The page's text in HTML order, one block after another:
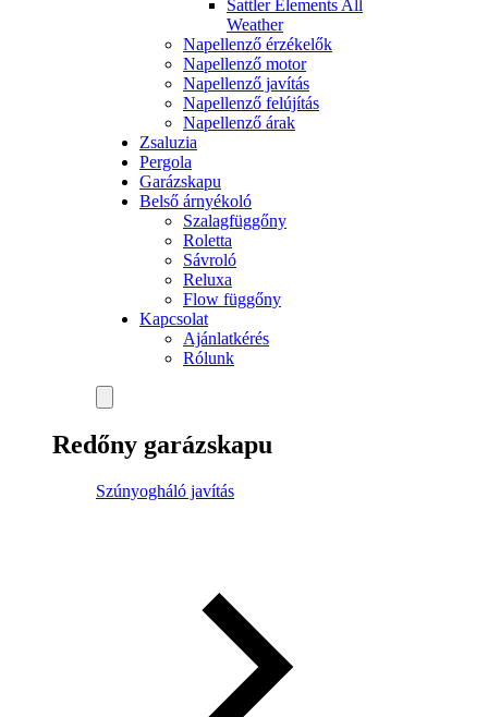
Sattler Elements All
Weather
Napellenző érzékelők
Napellenző motor
Napellenző javítás
Napellenző felújítás
Napellenző árak
Zsaluzia
Pergola
Garázskapu
Belső árnyékoló
Szalagfüggőny
Roletta
Sávroló
Reluxa
Flow függőny
Kapcsolat
Ajánlatkérés
Rólunk
Redőny garázskapu
Szúnyogháló javítás